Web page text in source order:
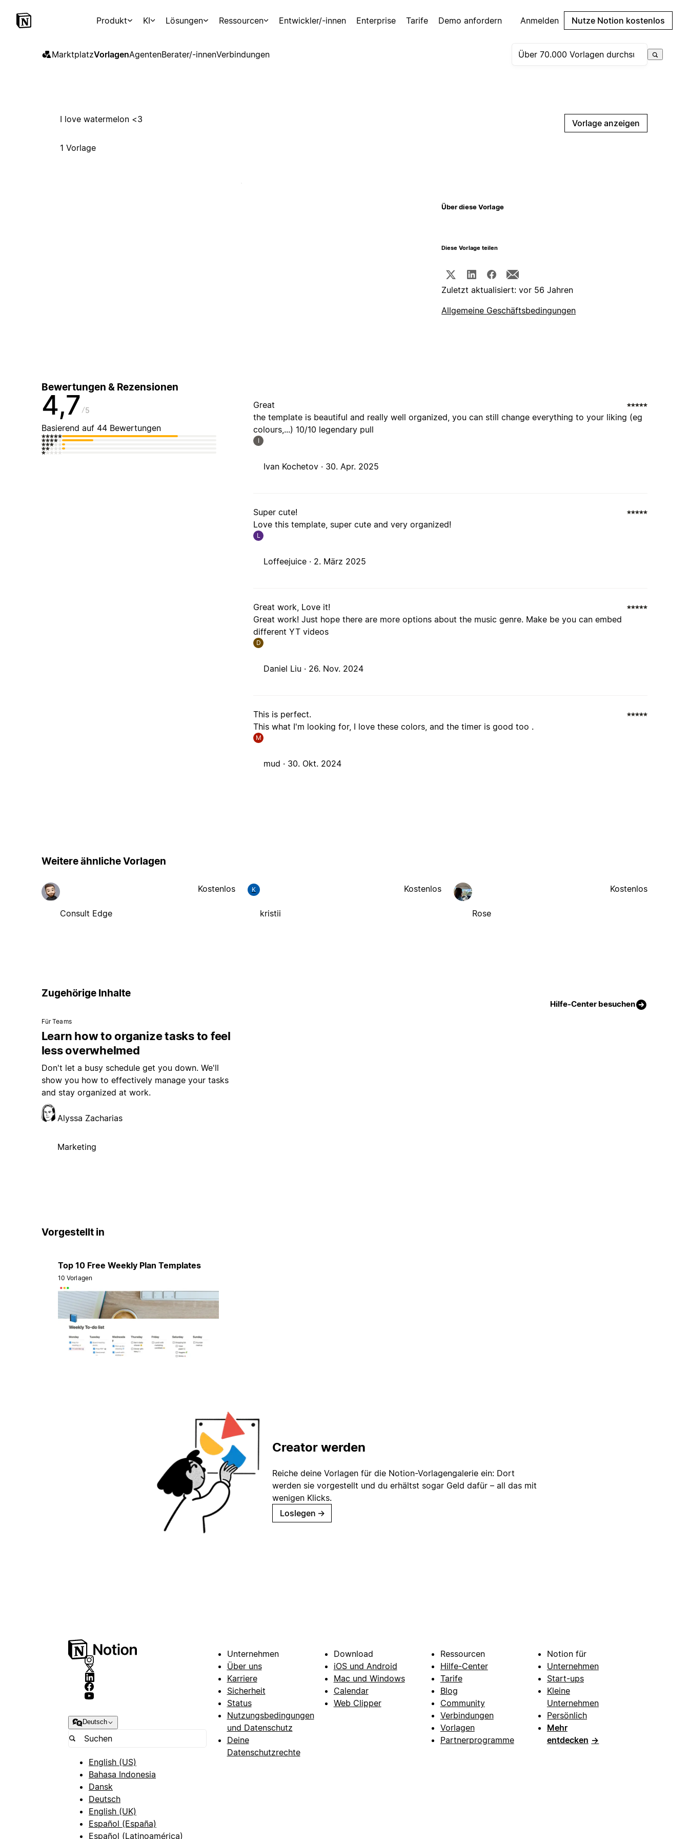
Produkt KI Lösungen Ressourcen Entwickler/-innen Enterprise Tarife Demo anfordern Anmelden Nutze Notion kostenlos
MarktplatzVorlagenAgentenBerater/-innenVerbindungen
I love watermelon <3
1 Vorlage
Vorlage anzeigen
Über diese Vorlage
Diese Vorlage teilen
Zuletzt aktualisiert: vor 56 Jahren
Allgemeine Geschäftsbedingungen
Bewertungen & Rezensionen
4,7 5
Basierend auf 44 Bewertungen
Great
the template is beautiful and really well organized, you can still change everything to your liking (eg
colours,...) 10/10 legendary pull
I
Ivan Kochetov · 30. Apr. 2025
Super cute!
Love this template, super cute and very organized!
L
Loffeejuice · 2. März 2025
Great work, Love it!
Great work! Just hope there are more options about the music genre. Make be you can embed
different YT videos
D
Daniel Liu · 26. Nov. 2024
This is perfect.
This what I'm looking for, I love these colors, and the timer is good too .
M
mud · 30. Okt. 2024
Weitere ähnliche Vorlagen
Consult Edge
Kostenlos K
kristii
Kostenlos
Rose
Kostenlos
Zugehörige Inhalte
Hilfe-Center besuchen
Für Teams
Learn how to organize tasks to feel
less overwhelmed
Don't let a busy schedule get you down. We'll
show you how to effectively manage your tasks
and stay organized at work.
Alyssa Zacharias
Marketing
Vorgestellt in
Top 10 Free Weekly Plan Templates
10 Vorlagen
Creator werden
Reiche deine Vorlagen für die Notion-Vorlagengalerie ein: Dort
werden sie vorgestellt und du erhältst sogar Geld dafür – all das mit
wenigen Klicks.
Loslegen →
Deutsch
English (US)
Bahasa Indonesia
Dansk
Deutsch
English (UK)
Español (España)
Español (Latinoamérica)
Unternehmen
Über uns
Karriere
Sicherheit
Status
Nutzungsbedingungen
und Datenschutz
Deine
Datenschutzrechte
Download
iOS und Android
Mac und Windows
Calendar
Web Clipper
Ressourcen
Hilfe-Center
Tarife
Blog
Community
Verbindungen
Vorlagen
Partnerprogramme
Notion für
Unternehmen
Start-ups
Kleine
Unternehmen
Persönlich
Mehr
entdecken →